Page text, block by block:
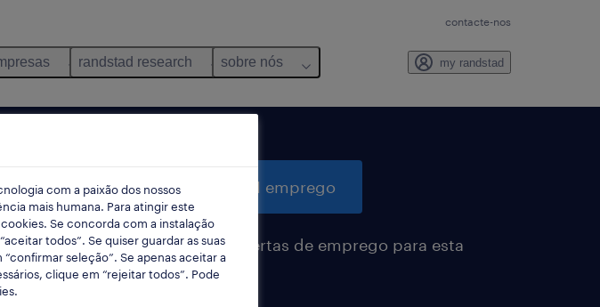
contacte-nos
randstad research sobre nós my randstad
pesquisar 1 emprego
receber alertas de emprego para esta
pesquisa
com a paixão dos nossos
mais humana. Para atingir este
Se concorda com a instalação
todos”. Se quiser guardar as suas
seleção”. Se apenas aceitar a
clique em “rejeitar todos”. Pode